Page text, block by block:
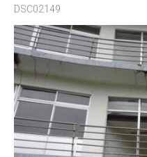
DSC02149